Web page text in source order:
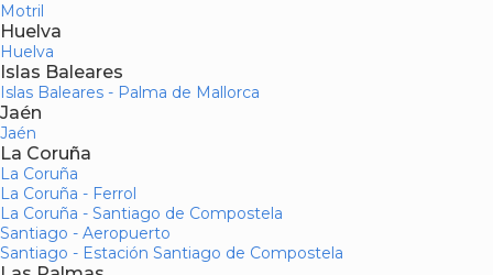
Motril
Huelva
Huelva
Islas Baleares
Islas Baleares - Palma de Mallorca
Jaén
Jaén
La Coruña
La Coruña
La Coruña - Ferrol
La Coruña - Santiago de Compostela
Santiago - Aeropuerto
Santiago - Estación Santiago de Compostela